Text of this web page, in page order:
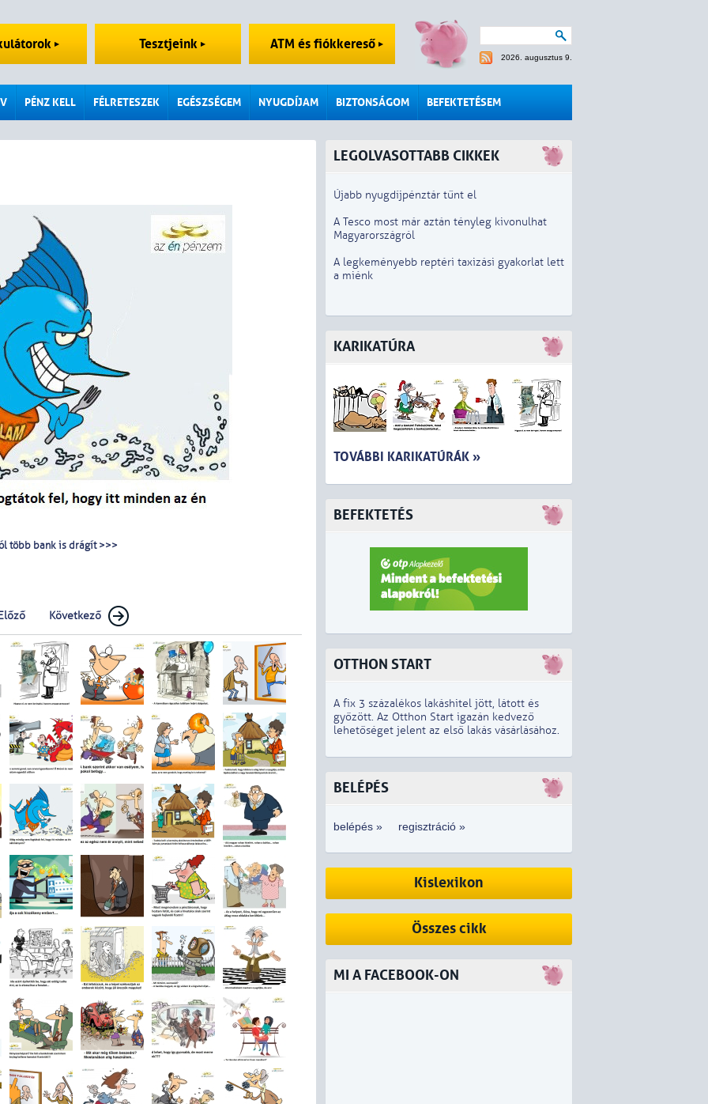
Tesztjeink ATM és fiókkereső
2026. augusztus 9.
PÉNZ KELL FÉLRETESZEK EGÉSZSÉGEM NYUGDÍJAM BIZTONSÁGOM BEFEKTETÉSEM
több bank is drágít >>>
Következő
LEGOLVASOTTABB CIKKEK
Újabb nyugdíjpénztár tűnt el
A Tesco most már aztán tényleg kivonulhat
Magyarországról
A legkeményebb reptéri taxizási gyakorlat lett
a miénk
KARIKATÚRA
TOVÁBBI KARIKATÚRÁK »
BEFEKTETÉS
OTTHON START
A fix 3 százalékos lakáshitel jött, látott és
győzött. Az Otthon Start igazán kedvező
lehetőséget jelent az első lakás vásárlásához.
BELÉPÉS
belépés » regisztráció »
Kislexikon
Összes cikk
MI A FACEBOOK-ON